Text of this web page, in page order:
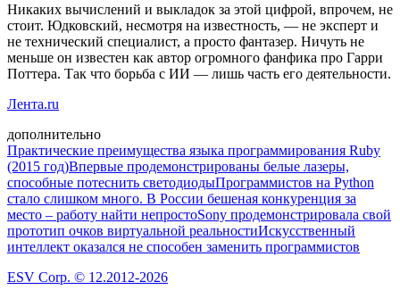
Никаких вычислений и выкладок за этой цифрой, впрочем, не
стоит. Юдковский, несмотря на известность, — не эксперт и
не технический специалист, а просто фантазер. Ничуть не
меньше он известен как автор огромного фанфика про Гарри
Поттера. Так что борьба с ИИ — лишь часть его деятельности.
Лента.ru
дополнительно
Практические преимущества языка программирования Ruby
(2015 год)Впервые продемонстрированы белые лазеры,
способные потеснить светодиодыПрограммистов на Python
стало слишком много. В России бешеная конкуренция за
место – работу найти непростоSony продемонстрировала свой
прототип очков виртуальной реальностиИскусственный
интеллект оказался не способен заменить программистов
ESV Corp. © 12.2012-2026